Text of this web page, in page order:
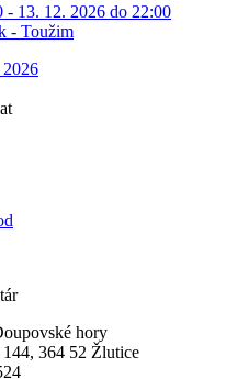
- 13. 12. 2026 do 22:00
- Toužim
hory
144, 364 52 Žlutice